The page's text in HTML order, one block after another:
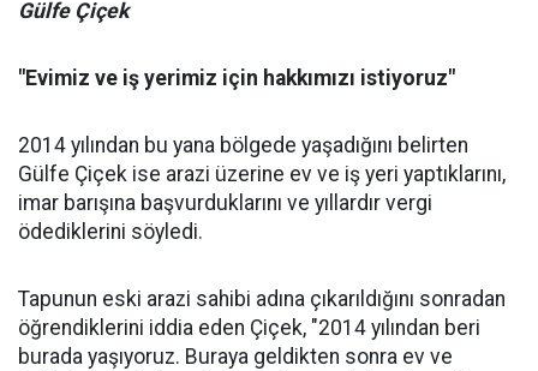
Gülfe Çiçek
"Evimiz ve iş yerimiz için hakkımızı istiyoruz"
2014 yılından bu yana bölgede yaşadığını belirten
Gülfe Çiçek ise arazi üzerine ev ve iş yeri yaptıklarını,
imar barışına başvurduklarını ve yıllardır vergi
ödediklerini söyledi.
Tapunun eski arazi sahibi adına çıkarıldığını sonradan
öğrendiklerini iddia eden Çiçek, "2014 yılından beri
burada yaşıyoruz. Buraya geldikten sonra ev ve